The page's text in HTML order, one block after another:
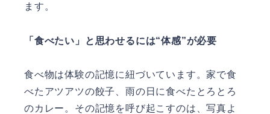
ます。
「食べたい」と思わせるには“体感”が必要
食べ物は体験の記憶に紐づいています。家で食
べたアツアツの餃子、雨の日に食べたとろとろ
のカレー。その記憶を呼び起こすのは、写真よ